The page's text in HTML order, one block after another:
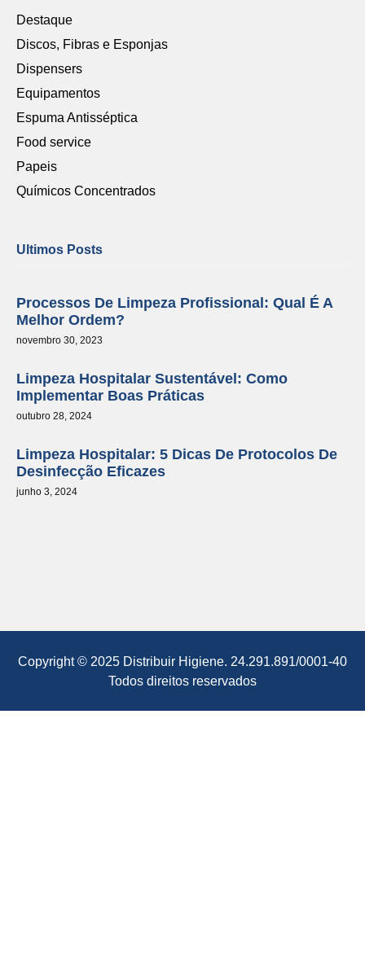
Destaque
Discos, Fibras e Esponjas
Dispensers
Equipamentos
Espuma Antisséptica
Food service
Papeis
Químicos Concentrados
Ultimos Posts
Processos De Limpeza Profissional: Qual É A
Melhor Ordem?
novembro 30, 2023
Limpeza Hospitalar Sustentável: Como
Implementar Boas Práticas
outubro 28, 2024
Limpeza Hospitalar: 5 Dicas De Protocolos De
Desinfecção Eficazes
junho 3, 2024
Copyright © 2025 Distribuir Higiene. 24.291.891/0001-40
Todos direitos reservados